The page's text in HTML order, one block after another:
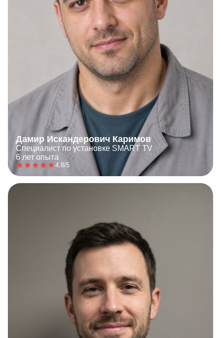
Дамир Искандерович Каримов
Специалист по установке SMART TV
6 лет опыта
4.8/5